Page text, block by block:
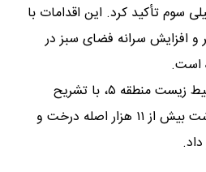
سوم تأکید کرد. این اقدامات با
افزایش سرانه فضای سبز در
است.
معاون خدمات شهری و محیط زیست منطقه ۵، با تشریح
جزئیات این فعالیت‌ها از کاشت بیش از ۱۱ هزار اصله درخت و